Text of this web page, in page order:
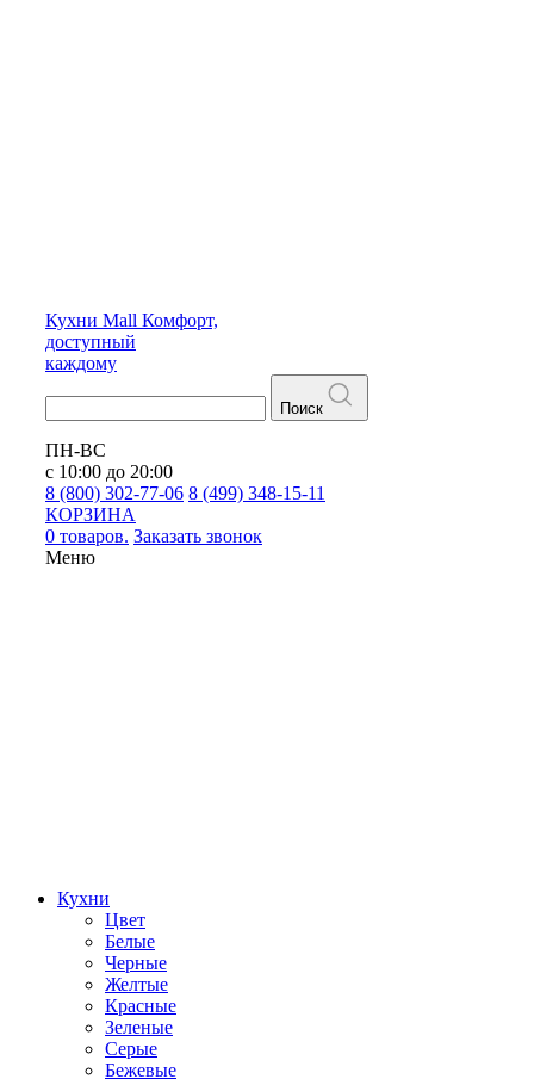
Кухни Mall Комфорт,
доступный
каждому
Поиск
ПН-ВС
с 10:00 до 20:00
8 (800) 302-77-06 8 (499) 348-15-11
КОРЗИНА
0 товаров. Заказать звонок
Меню
Кухни
Цвет
Белые
Черные
Желтые
Красные
Зеленые
Серые
Бежевые